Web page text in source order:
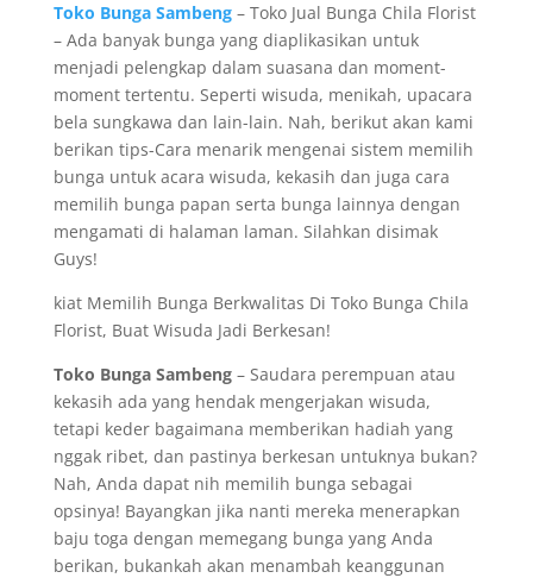
Toko Bunga Sambeng– Toko Jual Bunga Chila Florist
– Ada banyak bunga yang diaplikasikan untuk
menjadi pelengkap dalam suasana dan moment-
moment tertentu. Seperti wisuda, menikah, upacara
bela sungkawa dan lain-lain. Nah, berikut akan kami
berikan tips-Cara menarik mengenai sistem memilih
bunga untuk acara wisuda, kekasih dan juga cara
memilih bunga papan serta bunga lainnya dengan
mengamati di halaman laman. Silahkan disimak
Guys!
kiat Memilih Bunga Berkwalitas Di Toko Bunga Chila
Florist, Buat Wisuda Jadi Berkesan!
Toko Bunga Sambeng– Saudara perempuan atau
kekasih ada yang hendak mengerjakan wisuda,
tetapi keder bagaimana memberikan hadiah yang
nggak ribet, dan pastinya berkesan untuknya bukan?
Nah, Anda dapat nih memilih bunga sebagai
opsinya! Bayangkan jika nanti mereka menerapkan
baju toga dengan memegang bunga yang Anda
berikan, bukankah akan menambah keanggunan